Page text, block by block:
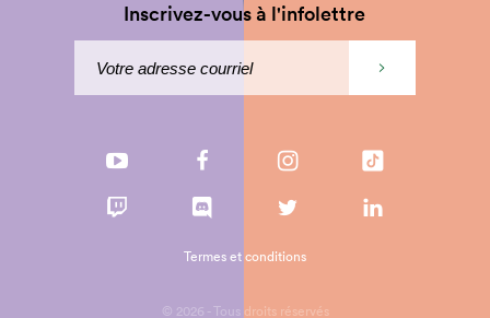
Inscrivez-vous à l'infolettre
© 2026 - Tous droits réservés
Termes et conditions